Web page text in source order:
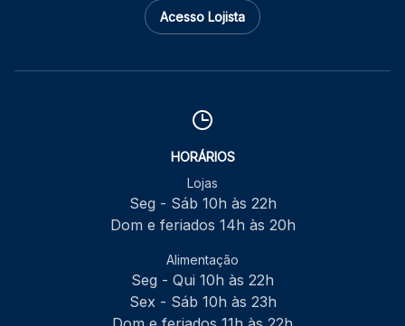
Acesso Lojista
HORÁRIOS
Lojas
Seg - Sáb 10h às 22h
Dom e feriados 14h às 20h
Alimentação
Seg - Qui 10h às 22h
Sex - Sáb 10h às 23h